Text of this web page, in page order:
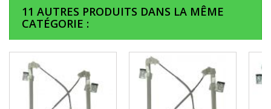
11 AUTRES PRODUITS DANS LA MÊME
CATÉGORIE :